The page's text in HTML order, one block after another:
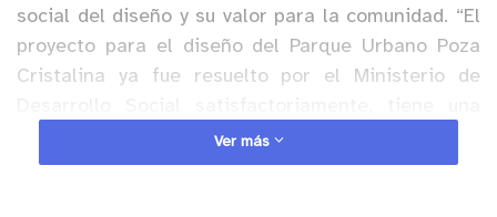
social del diseño y su valor para la comunidad. “El
proyecto para el diseño del Parque Urbano Poza
Cristalina ya fue resuelto por el Ministerio de
resolución satisfactoria, eso quiere decir que el
proyecto tiene rentabilidad social”, señaló.
Ver más